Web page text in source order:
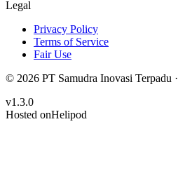
Legal
Privacy Policy
Terms of Service
Fair Use
© 2026 PT Samudra Inovasi Terpadu ·
v1.3.0
Hosted onHelipod